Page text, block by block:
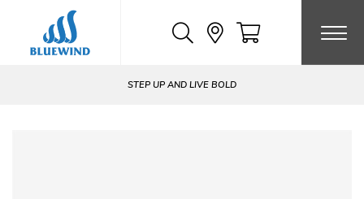
STEP UP AND LIVE BOLD